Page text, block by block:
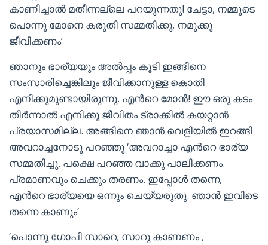
കാണിച്ചാല്‍ മതീന്നല്ലെ പറയുന്നതു! ചേട്ടാ, നമ്മുടെ
പൊന്നു മോനെ കരുതി സമ്മതിക്കു, നമുക്കു
ജീവിക്കണം’
ഞാനും ഭാര്യയും അല്‍പ്പം കൂടി ഇങ്ങിനെ
സംസാരിച്ചെങ്കിലും ജീവിക്കാനുള്ള കൊതി
എനിക്കുമുണ്ടായിരുന്നു. എന്‍റെ മോന്‍! ഈ ഒരു കടം
തീര്‍ന്നാല്‍ എനിക്കു ജീവിതം ട്രാക്കില്‍ കയറ്റാന്‍
പ്രയാസമില്ല. അങ്ങിനെ ഞാന്‍ വെളിയില്‍ ഇറങ്ങി
അവറാച്ചനോടു പറഞ്ഞു ‘അവറാച്ചാ എന്‍റെ ഭാര്യ
സമ്മതിച്ചു. പക്ഷെ പറഞ്ഞ വാക്കു പാലിക്കണം.
പ്രമാണവും ചെക്കും തരണം. ഇപ്പോള്‍ തന്നെ,
എന്‍റെ ഭാര്യയെ ഒന്നും ചെയ്യരുതു. ഞാന്‍ ഇവിടെ
തന്നെ കാണും’
‘പൊന്നു ഗോപി സാറെ, സാറു കാണണം ,